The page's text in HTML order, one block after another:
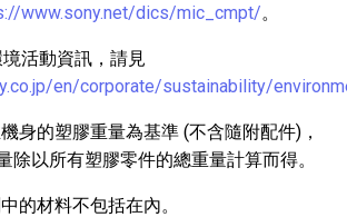
www.sony.net/dics/mic_cmpt/。
活動資訊，請見
en/corporate/sustainability/
身的塑膠重量為基準 (不含隨附配件)，
除以所有塑膠零件的總重量計算而得。
的材料不包括在內。